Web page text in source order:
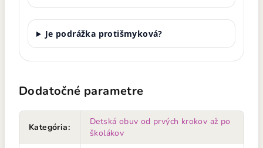
Je podrážka protišmyková?
Dodatočné parametre
Kategória:
Detská obuv od prvých krokov až po
školákov